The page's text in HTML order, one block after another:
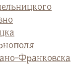
Франковска